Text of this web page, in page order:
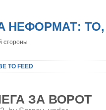
НЕФОРМАТ:
стороны
TO FEED
ЗА ВОРОТ